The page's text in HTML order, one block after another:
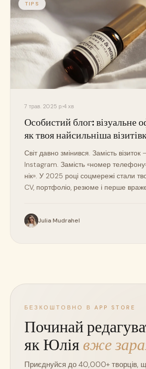
TIPS
7 трав. 2025 р.4 хв
Особистий блог: візуальне
як твоя найсильніша
Світ давно змінився. Замість візиток
Instagram. Замість «номер
нік». У 2025 році соцмережі стали
CV, портфоліо, резюме і перше
Julia Mudrahel
БЕЗКОШТОВНО В APP STORE
Починай
як Юлія вже
Приєднуйся до 40,000+ творців,